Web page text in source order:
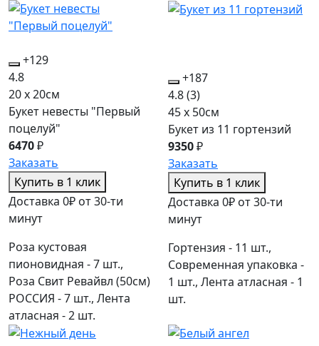
+129
4.8
20 x 20см
Букет невесты "Первый
поцелуй"
6470₽
Заказать
Купить в 1 клик
Доставка 0₽ от 30-ти
минут
Роза кустовая
пионовидная - 7 шт.,
Роза Свит Ревайвл (50см)
РОССИЯ - 7 шт., Лента
атласная - 2 шт.
+187
4.8(3)
45 x 50см
Букет из 11 гортензий
9350₽
Заказать
Купить в 1 клик
Доставка 0₽ от 30-ти
минут
Гортензия - 11 шт.,
Современная упаковка -
1 шт., Лента атласная - 1
шт.